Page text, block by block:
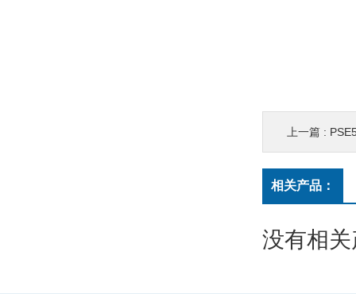
上一篇 :
相关产品：
没有相